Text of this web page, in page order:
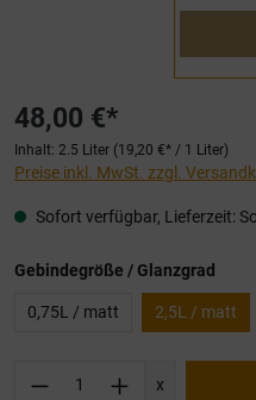
48,00 €*
Inhalt: 2.5 Liter (19,20 €* / 1 Liter)
Preise inkl. MwSt. zzgl.
Sofort verfügbar, Lieferzeit:
Gebindegröße / Glanzgrad
0,75L / matt 2,5L / matt
Produkt Anzahl:
x